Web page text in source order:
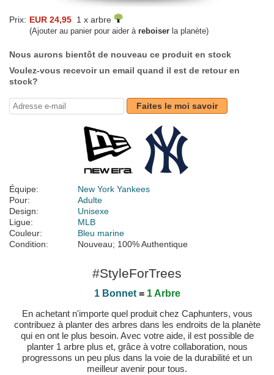
Prix: EUR 24,95 1 x arbre
(Ajouter au panier pour aider à reboiser la planète)
Nous aurons bientôt de nouveau ce produit en stock
Voulez-vous recevoir un email quand il est de retour en
stock?
Faites le moi savoir
Équipe:
New York Yankees
Pour:
Adulte
Design:
Unisexe
Ligue:
MLB
Couleur:
Bleu marine
Condition:
Nouveau; 100% Authentique
#StyleForTrees
1 Bonnet= 1 Arbre
En achetant n'importe quel produit chez Caphunters, vous
contribuez à planter des arbres dans les endroits de la planète
qui en ont le plus besoin. Avec votre aide, il est possible de
planter 1 arbre plus et, grâce à votre collaboration, nous
progressons un peu plus dans la voie de la durabilité et un
meilleur avenir pour tous.